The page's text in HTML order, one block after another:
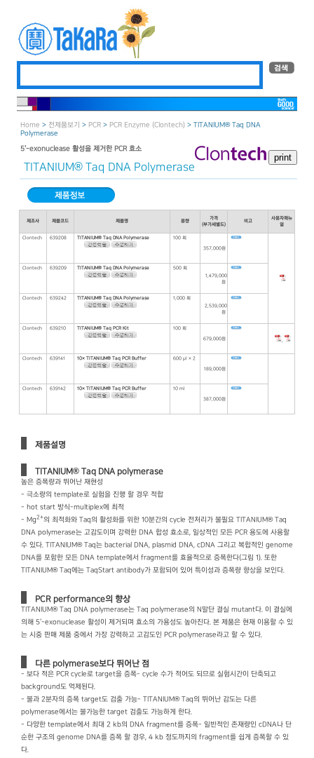
Home > 전제품보기 > PCR > PCR Enzyme (Clontech) > TITANIUM® Taq DNA
Polymerase
5＇-exonuclease 활성을 제거한 PCR 효소
TITANIUM® Taq DNA Polymerase
제조사 제품코드 제품명 용량
가격
(부가세별도)
비고
사용자매뉴
얼
Clontech 639208 TITANIUM® Taq DNA Polymerase 100 회
357,000원
Clontech 639209 TITANIUM® Taq DNA Polymerase
500 회
1,479,000
원
Clontech 639242 TITANIUM® Taq DNA Polymerase
1,000 회
2,539,000
원
Clontech 639210 TITANIUM® Taq PCR Kit 100 회
679,000원 ,
Clontech 639141 10× TITANIUM® Taq PCR Buffer 600 μl × 2
189,000원
Clontech 639142 10× TITANIUM® Taq PCR Buffer 10 ml
387,000원
제품설명
TITANIUM® Taq DNA polymerase
높은 증폭량과 뛰어난 재현성
- 극소량의 template로 실험을 진행 할 경우 적합
- hot start 방식-multiplex에 최적
- Mg2+의 최적화와 Taq의 활성화를 위한 10분간의 cycle 전처리가 불필요 TITANIUM® Taq
DNA polymerase는 고감도이며 강력한 DNA 합성 효소로, 일상적인 모든 PCR 용도에 사용할
수 있다. TITANIUM® Taq는 bacterial DNA, plasmid DNA, cDNA 그리고 복합적인 genome
DNA를 포함한 모든 DNA template에서 fragment를 효율적으로 증폭한다(그림 1). 또한
TITANIUM® Taq에는 TaqStart antibody가 포함되어 있어 특이성과 증폭량 향상을 보인다.
PCR performance의 향상
TITANIUM® Taq DNA polymerase는 Taq polymerase의 N말단 결실 mutant다. 이 결실에
의해 5'-exonuclease 활성이 제거되며 효소의 가용성도 높아진다. 본 제품은 현재 이용할 수 있
는 시중 판매 제품 중에서 가장 강력하고 고감도인 PCR polymerase라고 할 수 있다.
다른 polymerase보다 뛰어난 점
- 보다 적은 PCR cycle로 target을 증폭- cycle 수가 적어도 되므로 실험시간이 단축되고
background도 억제된다.
- 불과 2분자의 증폭 target도 검출 가능- TITANIUM® Taq의 뛰어난 감도는 다른
polymerase에서는 불가능한 target 검출도 가능하게 한다.
- 다양한 template에서 최대 2 kb의 DNA fragment를 증폭- 일반적인 존재량인 cDNA나 단
순한 구조의 genome DNA를 증폭 할 경우, 4 kb 정도까지의 fragment를 쉽게 증폭할 수 있
다.